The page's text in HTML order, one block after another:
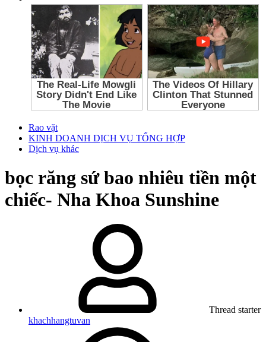
Rao vặt
KINH DOANH DỊCH VỤ TỔNG HỢP
Dịch vụ khác
bọc răng sứ bao nhiêu tiền một
chiếc- Nha Khoa Sunshine
Thread starter
khachhangtuvan